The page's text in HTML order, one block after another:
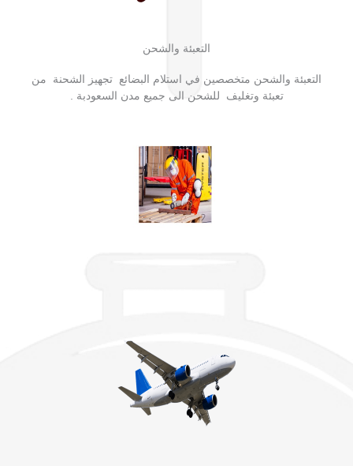
التعبئة والشحن
التعبئة والشحن متخصصين في استلام البضائع تجهيز الشحنة من
تعبئة وتغليف للشحن الى جميع مدن السعودبة .